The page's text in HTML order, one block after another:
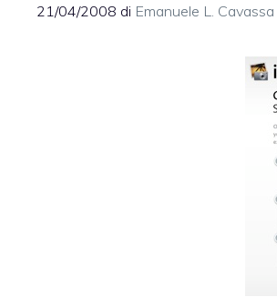
21/04/2008 di Emanuele L. Cavassa